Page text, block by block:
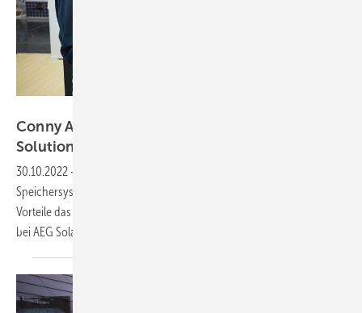
Conny Axel Hulverscheidt von AEG Solar
Solutions: Komplettlösung für das
30.10.2022 -
Speichersysteme und EV-Charger - alles aus einer Hand. Welche
Vorteile das hat, erläutert Conny Axel Hulverscheidt, Marketingleiter
bei AEG Solar